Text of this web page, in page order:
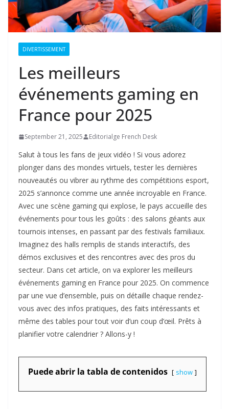
DIVERTISSEMENT
Les meilleurs
événements gaming en
France pour 2025
September 21, 2025 Editorialge French Desk
Salut à tous les fans de jeux vidéo ! Si vous adorez
plonger dans des mondes virtuels, tester les dernières
nouveautés ou vibrer au rythme des compétitions esport,
2025 s’annonce comme une année incroyable en France.
Avec une scène gaming qui explose, le pays accueille des
événements pour tous les goûts : des salons géants aux
tournois intenses, en passant par des festivals familiaux.
Imaginez des halls remplis de stands interactifs, des
démos exclusives et des rencontres avec des pros du
secteur. Dans cet article, on va explorer les meilleurs
événements gaming en France pour 2025. On commence
par une vue d’ensemble, puis on détaille chaque rendez-
vous avec des infos pratiques, des faits intéressants et
même des tables pour tout voir d’un coup d’œil. Prêts à
planifier votre calendrier ? Allons-y !
Puede abrir la tabla de contenidos show